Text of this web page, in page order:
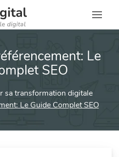
Le
SEO
sa transformation digitale
Le Guide Complet SEO